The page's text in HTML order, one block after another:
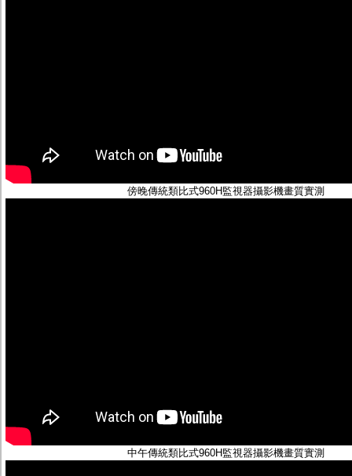
傍晚傳統類比式960H監視器攝影機畫質實測
中午傳統類比式960H監視器攝影機畫質實測